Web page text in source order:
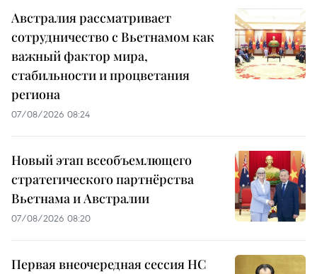
Австралия рассматривает
сотрудничество с Вьетнамом как
важный фактор мира,
стабильности и процветания
региона
07/08/2026 08:24
Новый этап всеобъемлющего
стратегического партнёрства
Вьетнама и Австралии
07/08/2026 08:20
Первая внеочередная сессия НС